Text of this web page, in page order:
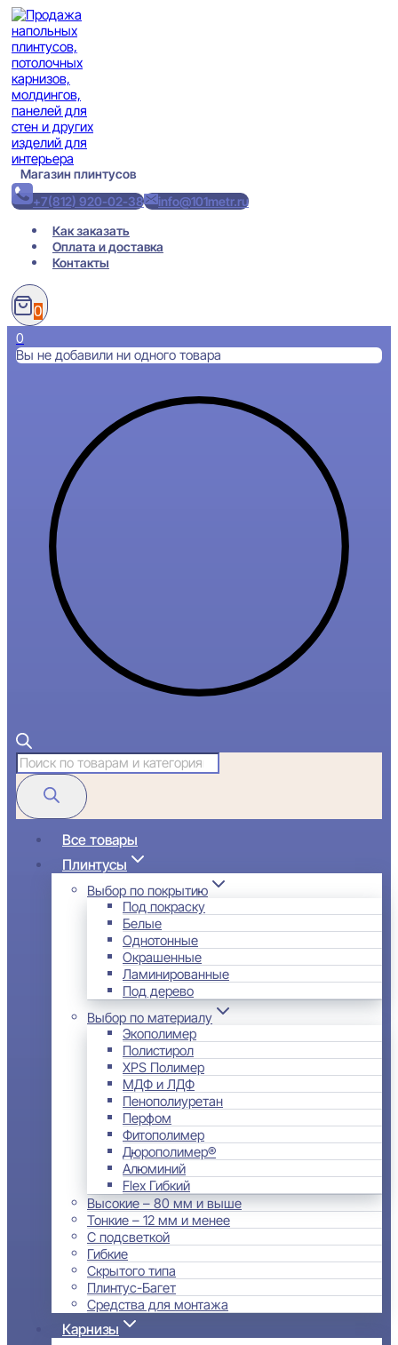
Перейти
к
содержимому
Магазин плинтусов
+7(812) 920-02-38
info@101metr.ru
Как заказать
Оплата и доставка
Контакты
0
0
Вы не добавили ни одного товара
Поиск
товаров
Все товары
Плинтусы
Выбор по покрытию
Под покраску
Белые
Однотонные
Окрашенные
Ламинированные
Под дерево
Выбор по материалу
Экополимер
Полистирол
XPS Полимер
МДФ и ЛДФ
Пенополиуретан
Перфом
Фитополимер
Дюрополимер®
Алюминий
Flex Гибкий
Высокие – 80 мм и выше
Тонкие – 12 мм и менее
С подсветкой
Гибкие
Скрытого типа
Плинтус-Багет
Средства для монтажа
Карнизы